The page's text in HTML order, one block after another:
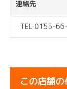
連絡先
TEL 0155-
この店舗